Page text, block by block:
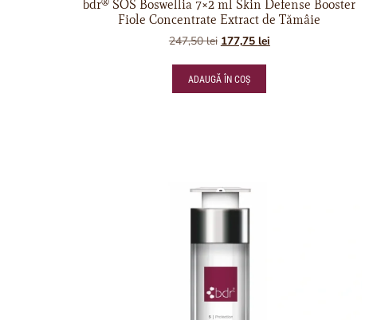
bdr® SOS Boswellia 7×2 ml Skin Defense Booster
Fiole Concentrate Extract de Tămâie
247,50lei 177,75 lei
ADAUGĂ ÎN COȘ